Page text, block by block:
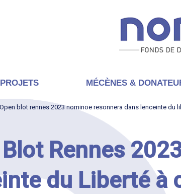
MÉCÈNES &
Open blot rennes 2023 nominoe resonnera dans lenceinte du
Rennes
du Liberté à